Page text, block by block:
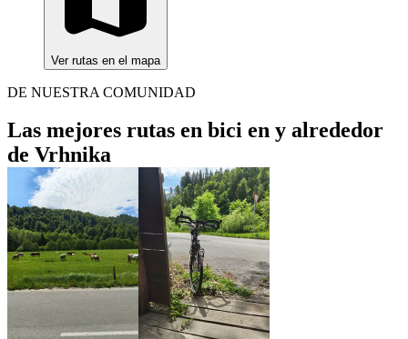
Ver rutas en el mapa
DE NUESTRA COMUNIDAD
Las mejores rutas en bici en y alrededor
de Vrhnika